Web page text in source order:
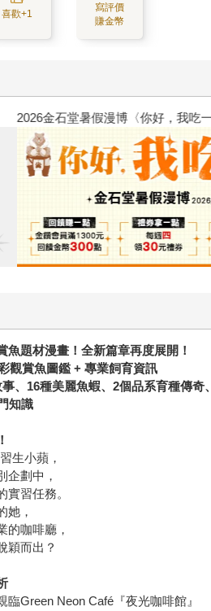
喜歡+1
寫評價
賺金幣
惠：電子書
魚題材漫畫！全新篇章再度展開！
觀賞魚圖鑑 + 專業飼育資訊
、16種美麗魚蝦、2個品系育種傳奇、
知識
生小蘋，
企劃中，
實習任務。
她，
的咖啡廳，
穎而出？
臨Green Neon Café『夜光咖啡館』